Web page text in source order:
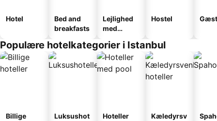
Hotel
Bed and
breakfasts
Lejlighed
med
Hostel
Populære hotelkategorier i Istanbul
Billige
Luksushot
Hoteller
Kæledyrsv